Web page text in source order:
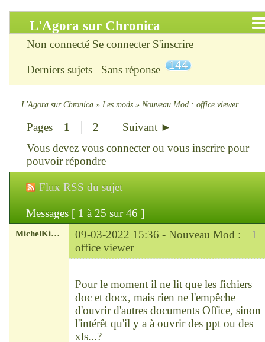
L'Agora sur Chronica
Accueil
Infos
Chercher
S’inscrire
Connexion
Chronica : le site
ChroniKat : les liens
CONTACT
Non connecté Se connecter S'inscrire
Derniers sujets Sans réponse 144
L'Agora sur Chronica » Les mods » Nouveau Mod : office viewer
Pages 1 2
Suivant ►
Vous devez vous connecterou vous inscrirepour
pouvoir répondre
Flux RSS du sujet
Messages [ 1 à 25 sur 46 ]
1
MichelKirsch 09-03-2022 15:36 - Nouveau Mod :
office viewer
Pour le moment il ne lit que les fichiers
doc et docx, mais rien ne l'empêche
d'ouvrir d'autres documents Office, sinon
l'intérêt qu'il y a à ouvrir des ppt ou des
xls...?